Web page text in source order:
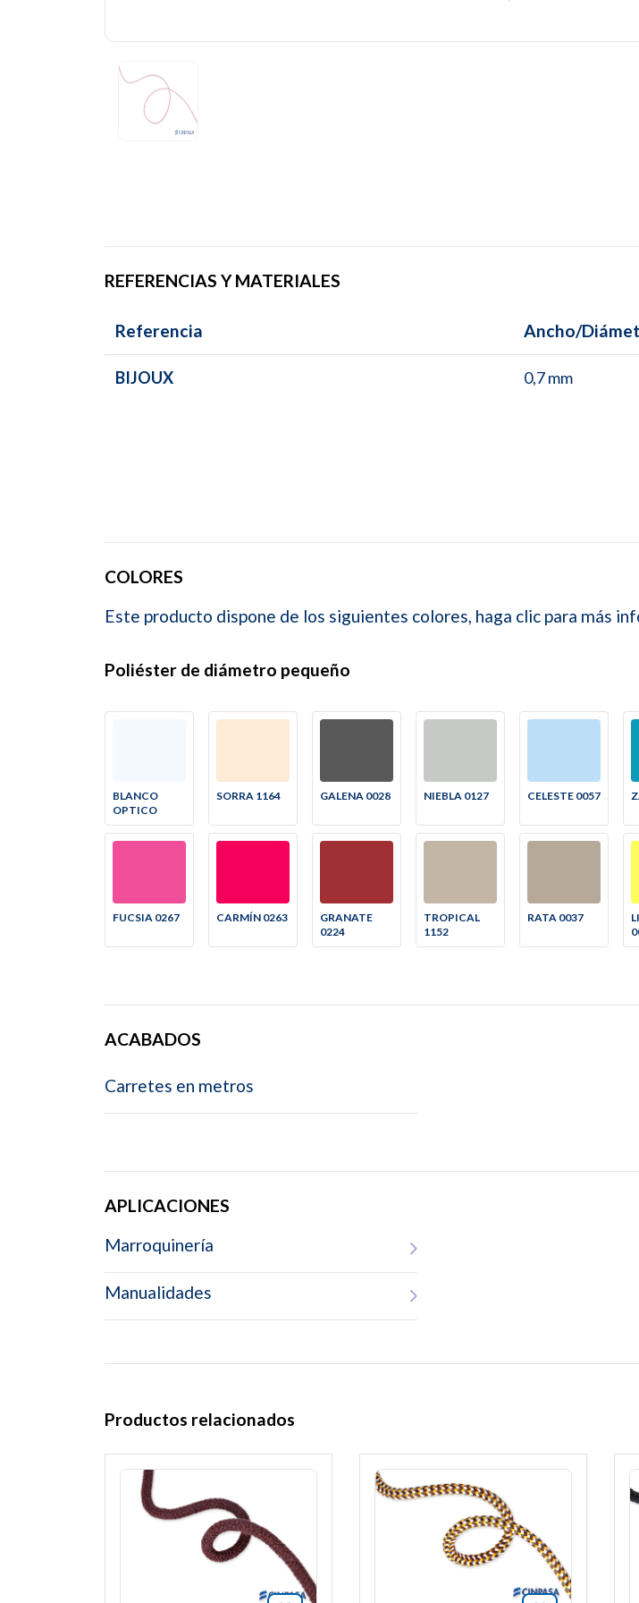
REFERENCIAS Y MATERIALES
Referencia Ancho/
BIJOUX 0,7 mm
COLORES
Este producto dispone de los siguientes colores, haga clic para más
Poliéster de diámetro pequeño
BLANCO
OPTICO
SORRA 1164 GALENA 0028 NIEBLA 0127 CELESTE 0057
FUCSIA 0267 CARMÍN 0263
GRANATE
0224
TROPICAL
1152
RATA 0037
ACABADOS
Carretes en metros
APLICACIONES
Marroquinería
Manualidades
Productos relacionados